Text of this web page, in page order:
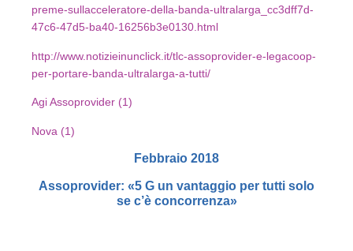
preme-sullacceleratore-della-banda-ultralarga_cc3dff7d-
47c6-47d5-ba40-16256b3e0130.html
http://www.notizieinunclick.it/tlc-assoprovider-e-legacoop-
per-portare-banda-ultralarga-a-tutti/
Agi Assoprovider (1)
Nova (1)
Febbraio 2018
Assoprovider: «5 G un vantaggio per tutti solo
se c’è concorrenza»